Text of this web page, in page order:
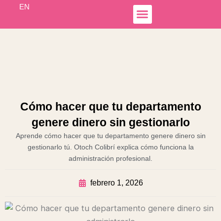
EN
Cómo hacer que tu departamento
genere dinero sin gestionarlo
Aprende cómo hacer que tu departamento genere dinero sin
gestionarlo tú. Otoch Colibrí explica cómo funciona la
administración profesional.
febrero 1, 2026